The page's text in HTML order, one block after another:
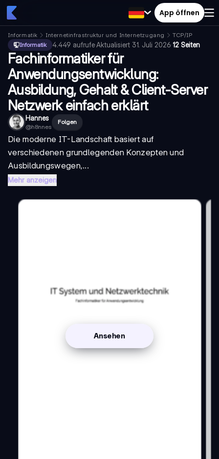
App öffnen
Informatik Internetinfrastruktur und Internetzugang
TCP/IP
Informatik
4.449 aufrufe·Aktualisiert 31. Juli 2026·12 Seiten
Fachinformatiker für
Anwendungsentwicklung:
Ausbildung, Gehalt & Client-Server
Netzwerk einfach erklärt
Hannes
@h8nnes
Folgen
Die moderne IT-Landschaft basiert auf
verschiedenen grundlegenden Konzepten und
Ausbildungswegen,...
Mehr anzeigen
Ansehen